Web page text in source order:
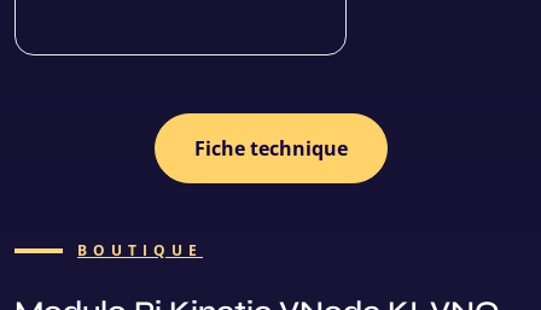
Fiche technique
BOUTIQUE